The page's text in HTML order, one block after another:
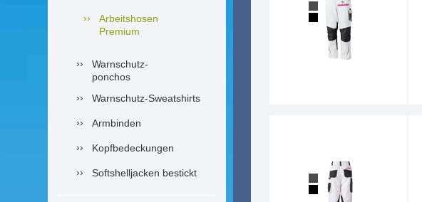
Arbeitshosen
Premium
Warnschutz-
ponchos
Warnschutz-Sweatshirts
Armbinden
Kopfbedeckungen
Softshelljacken bestickt